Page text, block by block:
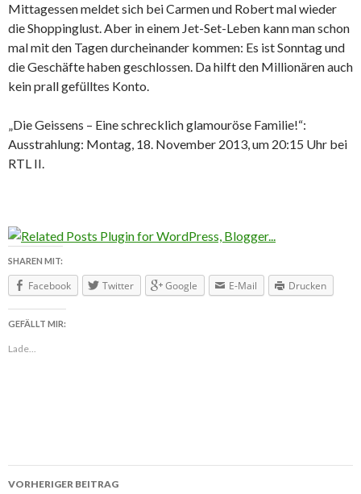
Mittagessen meldet sich bei Carmen und Robert mal wieder
die Shoppinglust. Aber in einem Jet-Set-Leben kann man schon
mal mit den Tagen durcheinander kommen: Es ist Sonntag und
die Geschäfte haben geschlossen. Da hilft den Millionären auch
kein prall gefülltes Konto.
„Die Geissens – Eine schrecklich glamouröse Familie!“:
Ausstrahlung: Montag, 18. November 2013, um 20:15 Uhr bei
RTL II.
SHAREN MIT:
Facebook Twitter Google E-Mail Drucken
GEFÄLLT MIR:
Lade...
VORHERIGER BEITRAG